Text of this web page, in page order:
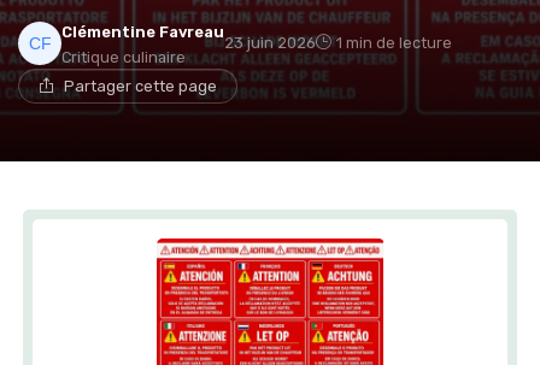
Clémentine Favreau
Critique culinaire
23 juin 2026 1 min de lecture
Partager cette page